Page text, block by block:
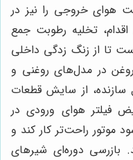
هوای خروجی را نیز در
تخلیه رطوبت جمع
تا از زنگ زدگی داخلی
در مدل‌های روغنی و
از سایش قطعات
فیلتر هوای ورودی در
راحت‌تر کار کند و
بازرسی دوره‌ای شیرهای